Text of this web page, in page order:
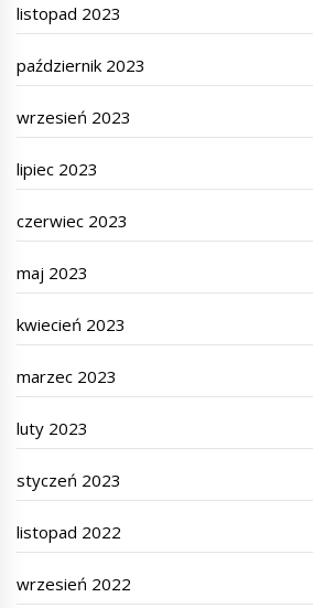
listopad 2023
październik 2023
wrzesień 2023
lipiec 2023
czerwiec 2023
maj 2023
kwiecień 2023
marzec 2023
luty 2023
styczeń 2023
listopad 2022
wrzesień 2022